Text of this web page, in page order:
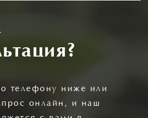
телефону ниже или
онлайн, и наш